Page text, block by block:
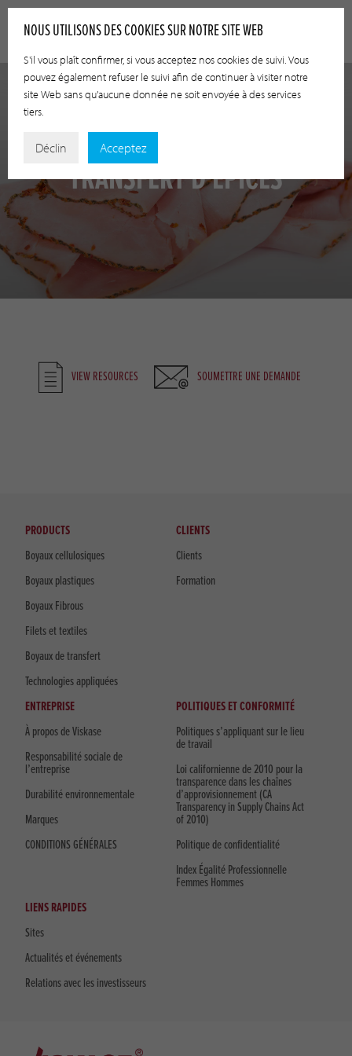
TRANSFERT D'ÉPICES
VIEW RESOURCES SOUMETTRE UNE DEMANDE
PRODUCTS
Boyaux cellulosiques
Boyaux plastiques
Boyaux Fibrous
Filets et textiles
Boyaux de transfert
Technologies appliquées
CLIENTS
Clients
Formation
ENTREPRISE
À propos de Viskase
Responsabilité sociale de
l’entreprise
Durabilité environnementale
Marques
CONDITIONS GÉNÉRALES
POLITIQUES ET CONFORMITÉ
Politiques s’appliquant sur le lieu
de travail
Loi californienne de 2010 pour la
transparence dans les chaînes
d’approvisionnement (CA
Transparency in Supply Chains Act
of 2010)
Politique de confidentialité
Index Égalité Professionnelle
Femmes Hommes
LIENS RAPIDES
Sites
Actualités et événements
Relations avec les investisseurs
NOUS UTILISONS DES COOKIES SUR NOTRE SITE WEB
S'il vous plaît confirmer, si vous acceptez nos cookies de suivi. Vous
pouvez également refuser le suivi afin de continuer à visiter notre
site Web sans qu'aucune donnée ne soit envoyée à des services
tiers.
Déclin Acceptez